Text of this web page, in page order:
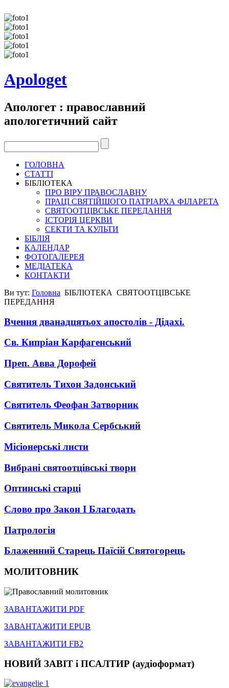
Apologet
Апологет : православний
апологетичний сайт
ГОЛОВНА
СТАТТІ
БІБЛІОТЕКА
ПРО ВІРУ ПРАВОСЛАВНУ
ПРАЦІ СВЯТІЙШОГО ПАТРІАРХА ФІЛАРЕТА
СВЯТООТЦІВСЬКЕ ПЕРЕДАННЯ
ІСТОРІЯ ЦЕРКВИ
СЕКТИ ТА КУЛЬТИ
БІБЛІЯ
КАЛЕНДАР
ФОТОГАЛЕРЕЯ
МЕДІАТЕКА
КОНТАКТИ
Ви тут: Головна БІБЛІОТЕКА СВЯТООТЦІВСЬКЕ
ПЕРЕДАННЯ
Вчення дванадцятьох апостолів - Дідахі.
Св. Кипріан Карфагенський
Преп. Авва Дорофей
Святитель Тихон Задонський
Святитель Феофан Затворник
Святитель Микола Сербський
Місіонерські листи
Вибрані святоотцівські твори
Оптинські старці
Слово про Закон І Благодать
Патрологія
Блаженний Старець Паїсій Святогорець
МОЛИТОВНИК
ЗАВАНТАЖИТИ PDF
ЗАВАНТАЖИТИ EPUB
ЗАВАНТАЖИТИ FB2
НОВИЙ ЗАВІТ і ПСАЛТИР (аудіоформат)